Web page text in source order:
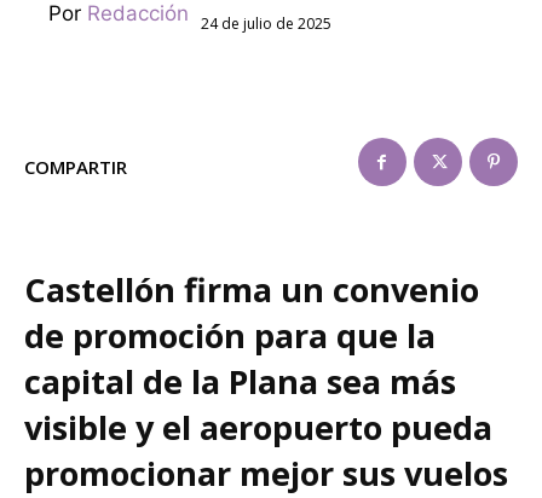
Por Redacción 24 de julio de 2025
COMPARTIR
Castellón firma un convenio
de promoción para que la
capital de la Plana sea más
visible y el aeropuerto pueda
promocionar mejor sus vuelos